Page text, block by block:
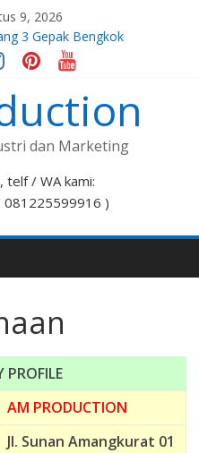
9, 2026
3 Gepak Bengkok
Gas M8x1,0
Gas M8x1,25
7 Stelan Bengkok
5 Gepak Bengkok
dan Marketing
telf / WA kami:
)
PROFILE
AM PRODUCTION
Jl. Sunan Amangkurat 01